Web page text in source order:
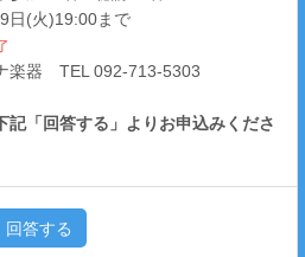
日(火)19:00まで
楽器 TEL 092-713-5303
記「回答する」よりお申込みくださ